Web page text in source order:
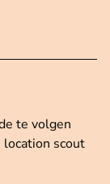
te volgen
location scout